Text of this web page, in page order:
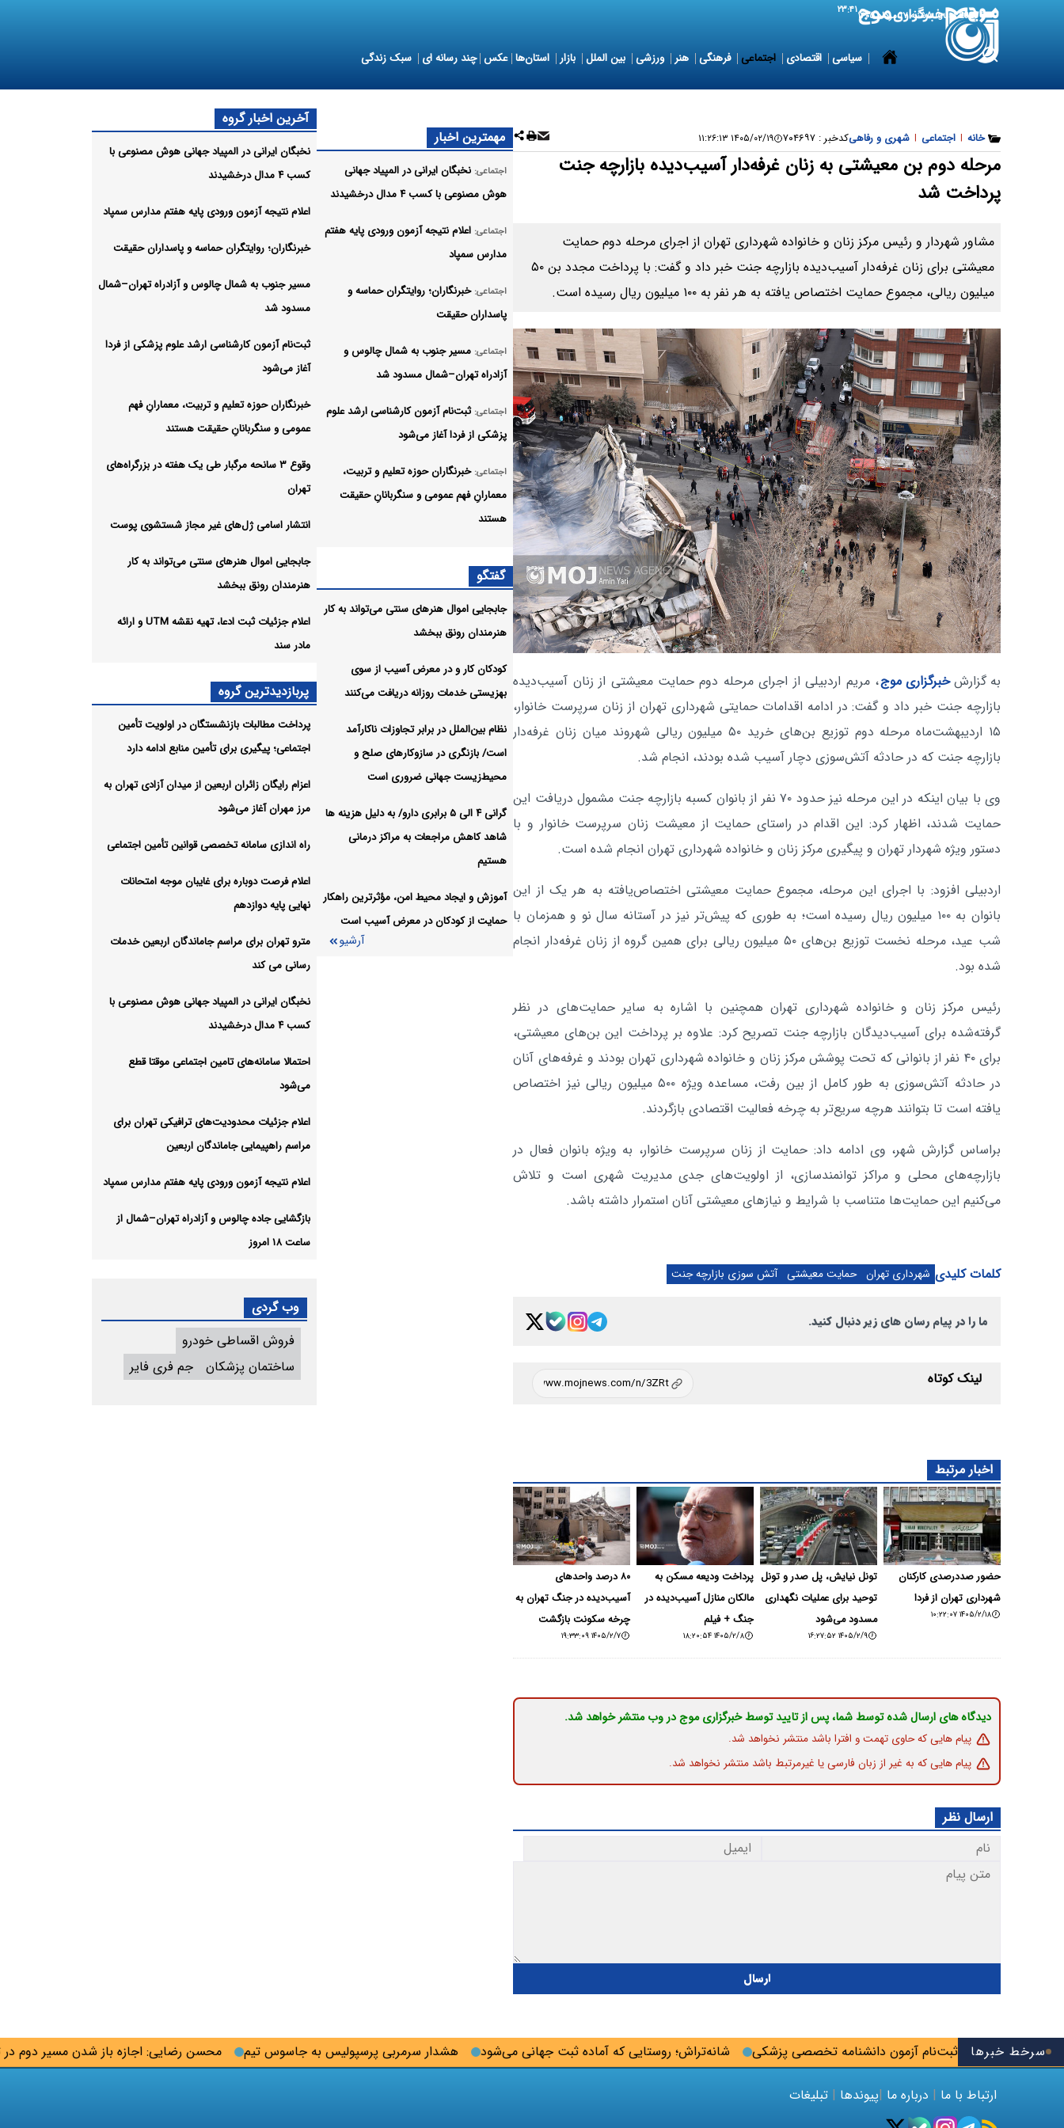
8 August 2026 شنبه ۱۷ مرداد ۱۴۰۵ ۲۳:۴۱
سیاسی اقتصادی اجتماعی فرهنگی هنر ورزشی بین الملل بازار استان‌ها عکس چند رسانه ای سبک زندگی
سرخط خبرها محسن رضایی: اجازه باز شدن مسیر دوم در تنگه هشدار سرمربی پرسپولیس به جاسوس تیم شانه‌تراش؛ روستایی که آماده ثبت جهانی می‌شود آخرین فرصت ثبت‌نام آزمون دانشنامه تخصصی پزشکی
خانه | اجتماعی | شهری و رفاهیکدخبر : ۷۰۴۶۹۷ ۱۴۰۵/۰۲/۱۹ ۱۱:۲۶:۱۳
مرحله دوم بن معیشتی به زنان غرفه‌دار آسیب‌دیده بازارچه جنت
پرداخت شد
مشاور شهردار و رئیس مرکز زنان و خانواده شهرداری تهران از اجرای مرحله دوم حمایت
معیشتی برای زنان غرفه‌دار آسیب‌دیده بازارچه جنت خبر داد و گفت: با پرداخت مجدد بن ۵۰
میلیون ریالی، مجموع حمایت اختصاص‌ یافته به هر نفر به ۱۰۰ میلیون ریال رسیده است.
به گزارشخبرگزاری موج، مریم اردبیلی از اجرای مرحله دوم حمایت معیشتی از زنان آسیب‌دیده
بازارچه جنت خبر داد و گفت: در ادامه اقدامات حمایتی شهرداری تهران از زنان سرپرست خانوار،
۱۵ اردیبهشت‌ماه مرحله دوم توزیع بن‌های خرید ۵۰ میلیون ریالی شهروند میان زنان غرفه‌دار
بازارچه جنت که در حادثه آتش‌سوزی دچار آسیب شده بودند، انجام شد.
وی با بیان اینکه در این مرحله نیز حدود ۷۰ نفر از بانوان کسبه بازارچه جنت مشمول دریافت این
حمایت شدند، اظهار کرد: این اقدام در راستای حمایت از معیشت زنان سرپرست خانوار و با
دستور ویژه شهردار تهران و پیگیری مرکز زنان و خانواده شهرداری تهران انجام شده است.
اردبیلی افزود: با اجرای این مرحله، مجموع حمایت معیشتی اختصاص‌یافته به هر یک از این
بانوان به ۱۰۰ میلیون ریال رسیده است؛ به‌ طوری که پیش‌تر نیز در آستانه سال نو و همزمان با
شب عید، مرحله نخست توزیع بن‌های ۵۰ میلیون ریالی برای همین گروه از زنان غرفه‌دار انجام
شده بود.
رئیس مرکز زنان و خانواده شهرداری تهران همچنین با اشاره به سایر حمایت‌های در نظر
گرفته‌شده برای آسیب‌دیدگان بازارچه جنت تصریح کرد: علاوه بر پرداخت این بن‌های معیشتی،
برای ۴۰ نفر از بانوانی که تحت پوشش مرکز زنان و خانواده شهرداری تهران بودند و غرفه‌های آنان
در حادثه آتش‌سوزی به‌ طور کامل از بین رفت، مساعده ویژه ۵۰۰ میلیون ریالی نیز اختصاص
یافته است تا بتوانند هرچه سریع‌تر به چرخه فعالیت اقتصادی بازگردند.
براساس گزارش شهر، وی ادامه داد: حمایت از زنان سرپرست خانوار، به‌ ویژه بانوان فعال در
بازارچه‌های محلی و مراکز توانمندسازی، از اولویت‌های جدی مدیریت شهری است و تلاش
می‌کنیم این حمایت‌ها متناسب با شرایط و نیازهای معیشتی آنان استمرار داشته باشد.
کلمات کلیدی شهرداری تهران حمایت معیشتی آتش سوزی بازارچه جنت
ما را در پیام رسان های زیر دنبال کنید.
لینک کوتاه
اخبار مرتبط
حضور صددرصدی کارکنان
شهرداری تهران از فردا
۱۴۰۵/۲/۱۸ ۱۰:۲۲:۰۷
تونل نیایش، پل صدر و تونل
توحید برای عملیات نگهداری
مسدود می‌شود
۱۴۰۵/۲/۹ ۱۶:۲۷:۵۲
پرداخت ودیعه مسکن به
مالکان منازل آسیب‌دیده در
جنگ + فیلم
۱۴۰۵/۲/۸ ۱۸:۲۰:۵۴
۸۰ درصد واحدهای
آسیب‌دیده در جنگ تهران به
چرخه سکونت بازگشت
۱۴۰۵/۲/۷ ۱۹:۳۳:۰۹
دیدگاه های ارسال شده توسط شما، پس از تایید توسط خبرگزاری موج در وب منتشر خواهد شد.
پیام هایی که حاوی تهمت و افترا باشد منتشر نخواهد شد.
پیام هایی که به غیر از زبان فارسی یا غیرمرتبط باشد منتشر نخواهد شد.
ارسال نظر
ارسال
مهمترین اخبار
اجتماعی: نخبگان ایرانی در المپیاد جهانی
هوش مصنوعی با کسب ۴ مدال درخشیدند
اجتماعی: اعلام نتیجه آزمون ورودی پایه هفتم
مدارس سمپاد
اجتماعی: خبرنگاران؛ روایتگران حماسه و
پاسداران حقیقت
اجتماعی: مسیر جنوب به شمال چالوس و
آزادراه تهران–شمال مسدود شد
اجتماعی: ثبت‌نام‌ آزمون کارشناسی ارشد علوم
پزشکی از فردا آغاز می‌شود
اجتماعی: خبرنگاران حوزه تعلیم و تربیت،
معمارانِ فهم عمومی و سنگربانانِ حقیقت
هستند
در بزرگراه‌های تهران
اجتماعی: انتشار اسامی ژل‌های غیر مجاز
شستشوی پوست
گردشگری محیط زیست: جابجایی اموال هنرهای
سنتی می‌تواند به کار هنرمندان رونق ببخشد
اجتماعی: اعلام جزئیات ثبت ادعا، تهیه نقشه
UTM و ارائه مادر سند
گفتگو
جابجایی اموال هنرهای سنتی می‌تواند به کار
هنرمندان رونق ببخشد
کودکان کار و در معرض آسیب از سوی
بهزیستی خدمات روزانه دریافت می‌کنند
نظام بین‌الملل در برابر تجاوزات ناکارآمد
است/ بازنگری در سازوکارهای صلح و
محیط‌زیست جهانی ضروری است
گرانی ۴ الی ۵ برابری دارو/ به دلیل هزینه ها
شاهد کاهش مراجعات به مراکز درمانی
هستیم
آموزش و ایجاد محیط امن، مؤثرترین راهکار
حمایت از کودکان در معرض آسیب است
آرشیو
آخرین اخبار گروه
نخبگان ایرانی در المپیاد جهانی هوش مصنوعی با
کسب ۴ مدال درخشیدند
اعلام نتیجه آزمون ورودی پایه هفتم مدارس سمپاد
خبرنگاران؛ روایتگران حماسه و پاسداران حقیقت
مسیر جنوب به شمال چالوس و آزادراه تهران–شمال
مسدود شد
ثبت‌نام‌ آزمون کارشناسی ارشد علوم پزشکی از فردا
آغاز می‌شود
خبرنگاران حوزه تعلیم و تربیت، معمارانِ فهم
عمومی و سنگربانانِ حقیقت هستند
وقوع ۳ سانحه مرگبار طی یک هفته در بزرگراه‌های
تهران
انتشار اسامی ژل‌های غیر مجاز شستشوی پوست
جابجایی اموال هنرهای سنتی می‌تواند به کار
هنرمندان رونق ببخشد
اعلام جزئیات ثبت ادعا، تهیه نقشه UTM و ارائه
مادر سند
پربازدیدترین گروه
پرداخت مطالبات بازنشستگان در اولویت تأمین
اجتماعی؛ پیگیری برای تأمین منابع ادامه دارد
اعزام رایگان زائران اربعین از میدان آزادی تهران به
مرز مهران آغاز می‌شود
راه اندازی سامانه تخصصی قوانین تأمین اجتماعی
اعلام فرصت دوباره برای غایبان موجه امتحانات
نهایی پایه دوازدهم
مترو تهران برای مراسم جاماندگان اربعین خدمات
رسانی می کند
نخبگان ایرانی در المپیاد جهانی هوش مصنوعی با
کسب ۴ مدال درخشیدند
احتمالا سامانه‌های تامین اجتماعی موقتا قطع
می‌شود
اعلام جزئیات محدودیت‌های ترافیکی تهران برای
مراسم راهپیمایی جاماندگان اربعین
اعلام نتیجه آزمون ورودی پایه هفتم مدارس سمپاد
بازگشایی جاده چالوس و آزادراه تهران–شمال از
ساعت ۱۸ امروز
وب گردی
فروش اقساطی خودرو
ساختمان پزشکان
جم فری فایر
ارتباط با ما | درباره ما |پیوندها | تبلیغات